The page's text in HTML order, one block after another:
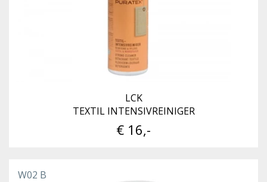
LCK
TEXTIL INTENSIVREINIGER
€ 16,-
W02 B